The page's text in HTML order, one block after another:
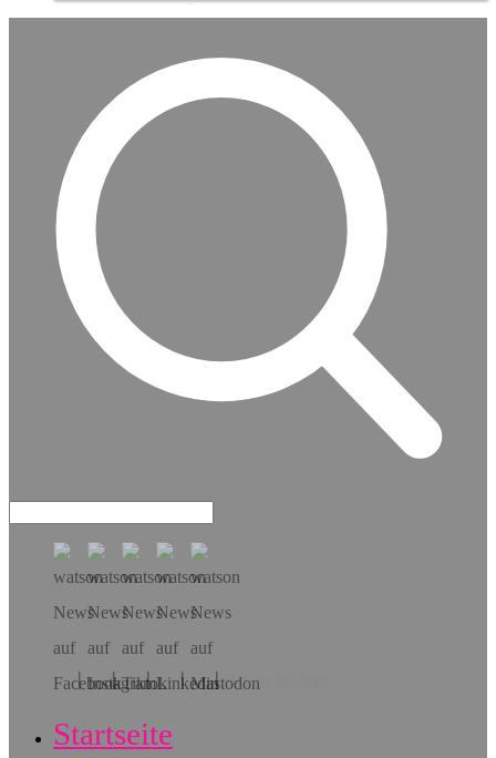
Hol dir die App!
Startseite